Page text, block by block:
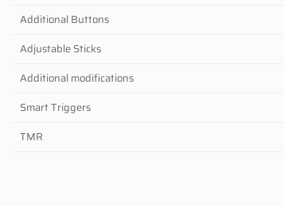
Additional Buttons
Adjustable Sticks
Additional modifications
Smart Triggers
TMR